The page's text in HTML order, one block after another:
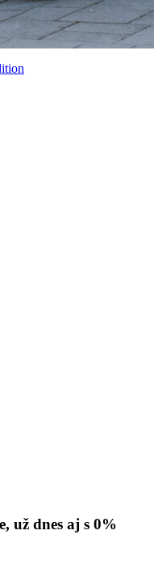
už dnes aj s 0%